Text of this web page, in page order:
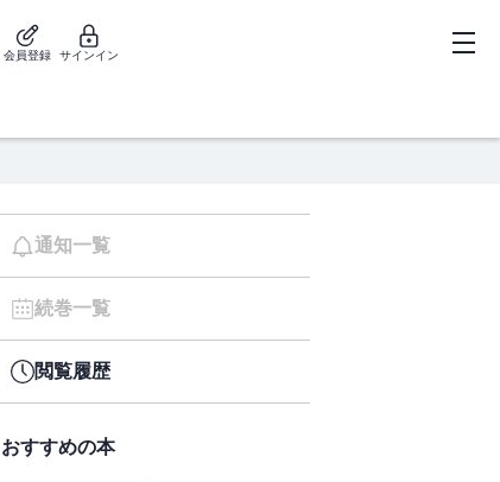
会員登録 サインイン
通知一覧
続巻一覧
閲覧履歴
おすすめの本